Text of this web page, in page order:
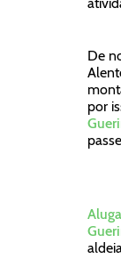
De
por